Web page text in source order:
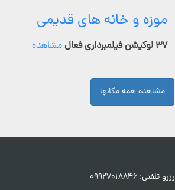
موزه و خانه های قدیمی
۳۷ لوکیشن فیلمبرداری فعال مشاهده
مشاهده همه مکانها
رزرو تلفنی: ۰۹۹۲۷۰۱۸۸۴۶